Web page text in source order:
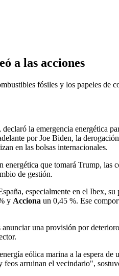
a las acciones
fósiles y los papeles de
la emergencia energética
por Joe Biden, la
en las bolsas internacionales.
que tomará Trump,
de gestión.
especialmente en el Ibex,
y Acciona un 0,45 %. Ese
una provisión por
eólica marina a la espera
feos arruinan el vecindario",